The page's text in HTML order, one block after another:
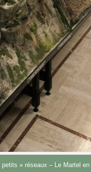
» réseaux – Le Martel en